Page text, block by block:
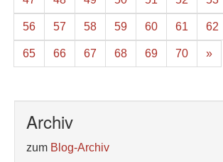
56 57 58 59 60 61 62
65 66 67 68 69 70 »
Archiv
zum Blog-Archiv